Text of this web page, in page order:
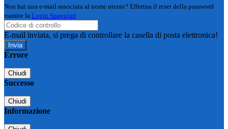
Non hai una e-mail associata al nome utente? Effettua il reset della password
tramite la Login Spaggiari
E-mail inviata, si prega di controllare la casella di posta elettronica!
Errore
Chiudi
Successo
Chiudi
Informazione